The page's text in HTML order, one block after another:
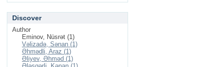
Discover
Author
Eminov, Nüsrət (1)
Vəlizadə, Sənan (1)
Əhmədli, Araz (1)
Əliyev, Əhməd (1)